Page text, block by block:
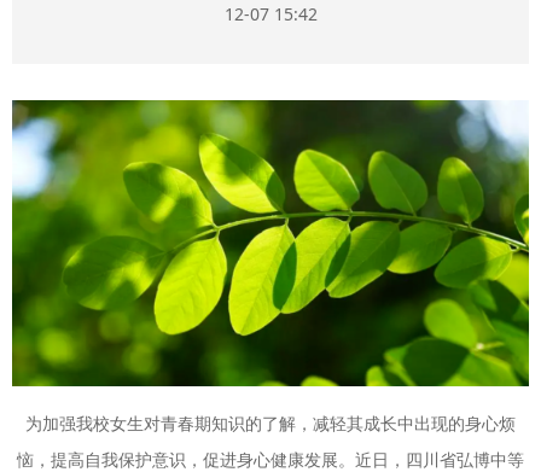
12-07 15:42
为加强我校女生对青春期知识的了解，减轻其成长中出现的身心烦
恼，提高自我保护意识，促进身心健康发展。近日，四川省弘博中等